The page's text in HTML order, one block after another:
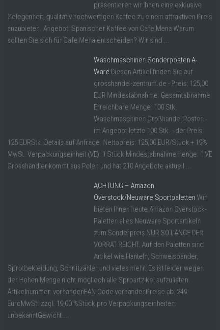
präsentieren wir Ihnen eine exklusive
Gelegenheit, qualitativ hochwertigen Kaffee zu einem attraktiven Preis
anzubieten. Angebot: Spanischer Kaffee von Cafe Mena Warum
sollten Sie sich für Cafe Mena entscheiden? Wir sind ...
Waschmaschinen Sonderposten A-
Ware Diesen Artikel finden Sie auf
grosshandel-zentrum.de - Preis: 125,00
EUR Mindestabnahme: Gesamtabnahme
Erreichbare Menge: 100 Stk.
Waschmaschinen Großhandel Posten -
im Angebot letzte 100 Stk. - der Preis
125 EURStk. Details auf Anfrage. Nettopreis: 125,00 EUR/Stück + 19%
MwSt. Verpackungseinheit (VE): 1 Stück Mindestabnahmemenge: 1 VE
Grosshändler kommt aus Polen und hat 210 Angebote aktuell ...
ACHTUNG – Amazon
Overstock/Neuware Sportpaletten Wir
bieten Ihnen heute Amazon Overstock-
Paletten alles Neuware Sportartikeln
zum Sonderpreis NUR SO LANGE DER
VORRAT REICHT. Auf den Paletten sind
Artikel wie Hanteln, Schweisbänder,
Sprotbekleidung, Schrittzähler und vieles mehr. Es ist leider wegen
der Hohen Menge nicht möglioch alle Sproartzikel aufzulisten.
Artikelnummer: vorhandenEAN Code vorhandenPreise ab: 249
EuroMwSt. zzgl. 19,00 %Stück pro Verpackungseinheiten:
unbekanntGewicht ...